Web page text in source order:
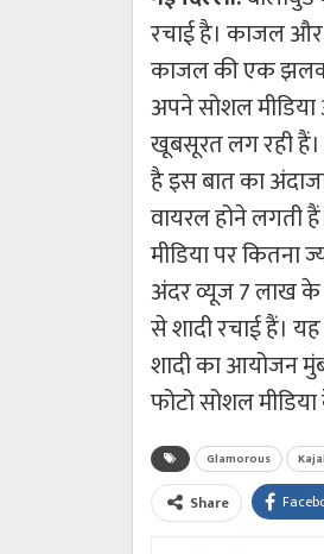
रचाई है। काजल और
काजल की एक झलक
अपने सोशल
खूबसूरत लग रही
है इस बात का
वायरल होने लगती
मीडिया पर
अंदर व्यूज 7 लाख के
से शादी रचाई हैं।
शादी का आयोजन
फोटो सोशल
Glamorous
Share